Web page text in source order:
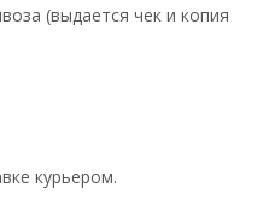
(выдается чек и копия
курьером.